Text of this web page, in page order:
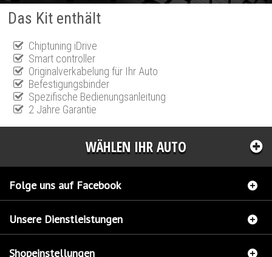
Das Kit enthält
Chiptuning iDrive
Smart controller
Originalverkabelung für Ihr Auto
Befestigungsbinder
Spezifische Bedienungsanleitung
2 Jahre Garantie
WÄHLEN IHR AUTO
Folge uns auf Facebook
Unsere Dienstleistungen
Shopeinstellungen